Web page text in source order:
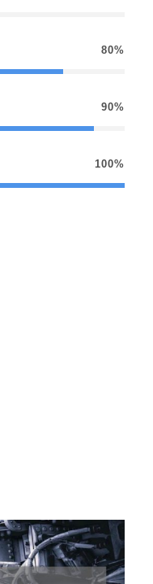
80%
90%
100%